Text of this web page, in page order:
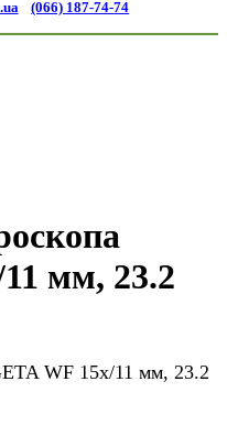
(066) 187-74-74
мм, 23.2